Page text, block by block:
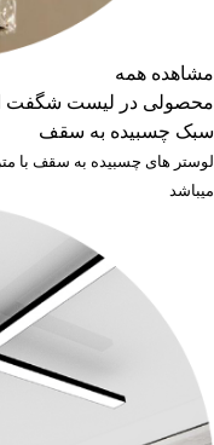
مشاهده همه
محصولی در لیست شگفت
سبک چسبیده به سقف
لوستر های چسبیده به سقف با
میباشد